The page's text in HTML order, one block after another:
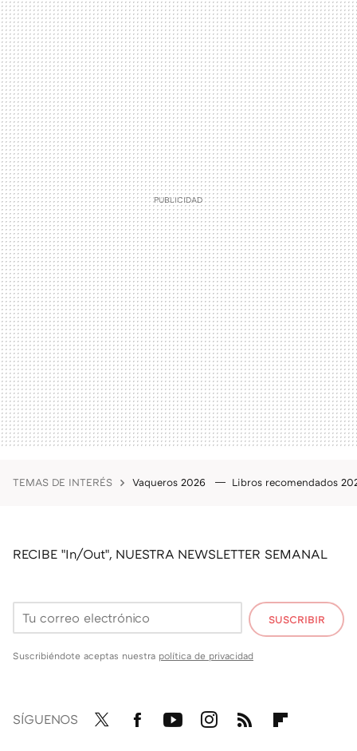
TEMAS DE INTERÉS Vaqueros 2026 Libros recomendados
RECIBE "In/Out", NUESTRA NEWSLETTER SEMANAL
SUSCRIBIR
Suscribiéndote aceptas nuestra política de privacidad
SÍGUENOS